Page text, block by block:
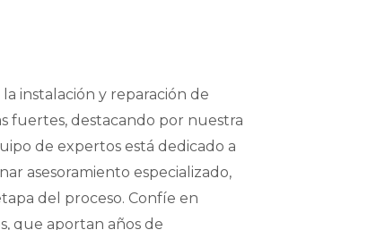
instalación y reparación de
fuertes, destacando por nuestra
de expertos está dedicado a
asesoramiento especializado,
del proceso. Confíe en
que aportan años de